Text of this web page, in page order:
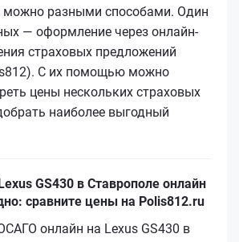
можно разными способами. Один
— оформление через онлайн-
страховых предложений
С их помощью можно
цены нескольких страховых
наиболее выгодный
GS430 в Ставрополе онлайн
сравните цены на Polis812.ru
онлайн на Lexus GS430 в